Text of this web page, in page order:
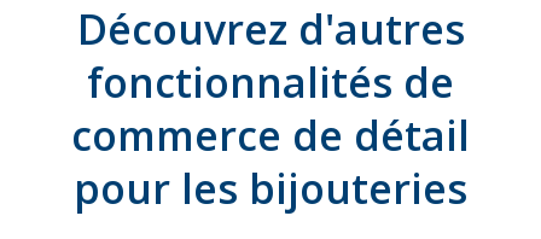
Découvrez d'autres
fonctionnalités de
commerce de détail
pour les bijouteries